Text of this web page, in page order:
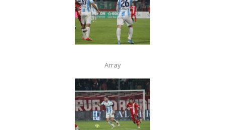
Array